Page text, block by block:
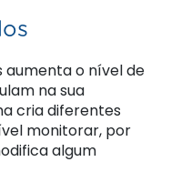
o nível de
na sua
cria diferentes
monitorar, por
algum